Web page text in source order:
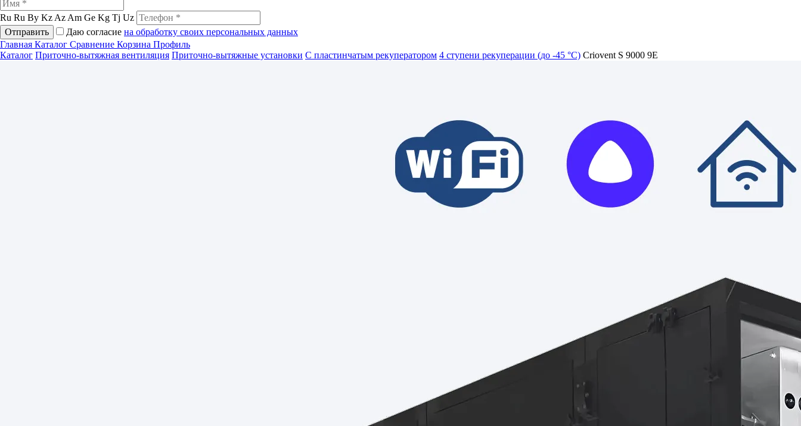
Ru Ru By Kz Az Am Ge Kg Tj Uz
Отправить
Даю согласие на обработку своих персональных данных
Главная Каталог Сравнение Корзина Профиль
Каталог Приточно-вытяжная вентиляция Приточно-вытяжные установки С пластинчатым рекуператором 4 ступени рекуперации (до -45 °C) Criovent S 9000 9E